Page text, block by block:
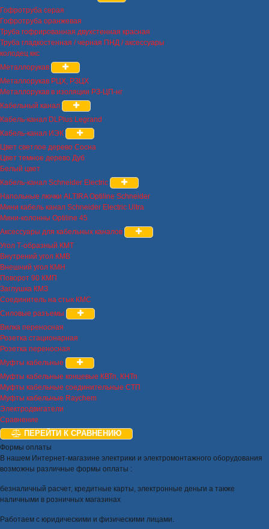
Гофротруба серая
Гофротруба оранжевая
Труба гофрированная двухстенная красная
Труба гладкостенная / черная ПНД / аксессуары
колодец ккс
Металлорукав
Металлорукав РЦХ, РЗЦХ
Металлорукав в изоляции РЗ-ЦП-нг
Кабельный канал
Кабель-канал DLPlus Legrand
Кабель-канал ИЭК
Цвет светлое дерево Сосна
Цвет темное дерево Дуб
Белый цвет
Кабель-канал Schneider Electric
Напольные лючки ALTIRA Optiline Schneider
Мини кабель канал Schneider Electric Ultra
Мини-колонны Optiline 45
Аксессуары для кабельных каналов
Угол Т-образный КМТ
Внутрений угол КМВ
Внешний угол КМН
Поворот 90 КМП
Заглушка КМЗ
Соединитель на стык КМС
Силовые разъемы
Вилка переносная
Розетка стационарная
Розетка переносная
Муфты кабельные
Муфты кабельные концевые КВТп, КНТп
Муфты кабельные соединительные СТП
Муфты кабельные Raychem
Электродвигатели
Сравнение
ПЕРЕЙТИ К СРАВНЕНИЮ
Формы оплаты
В нашем Интернет-магазине электрики и электромонтажного оборудования
возможны различные формы оплаты :
безналичный расчет, кредитные карты, электронные деньги а также
наличными в розничных магазинах
Работаем с юридическими и физическими лицами.